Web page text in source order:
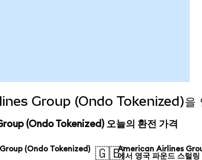
Group (Ondo Tokenized)을 인
(Ondo Tokenized) 오늘의 환전 가격
(Ondo Tokenized)
🇬🇧American Airlines
에서 영국 파운드 스털링